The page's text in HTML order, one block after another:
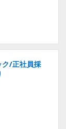
ク/正社員採